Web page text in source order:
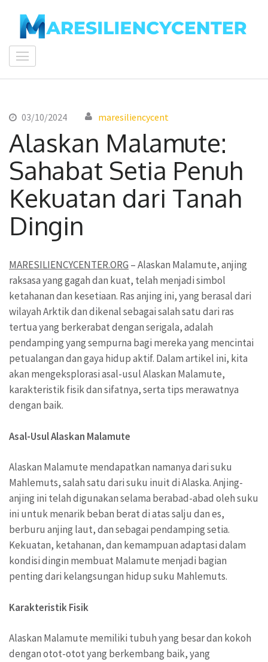
konten
(Tekan
Enter)
maresiliencycenter
03/10/2024 maresiliencycent
Alaskan Malamute:
Sahabat Setia Penuh
Kekuatan dari Tanah
Dingin
MARESILIENCYCENTER.ORG – Alaskan Malamute, anjing
raksasa yang gagah dan kuat, telah menjadi simbol
ketahanan dan kesetiaan. Ras anjing ini, yang berasal dari
wilayah Arktik dan dikenal sebagai salah satu dari ras
tertua yang berkerabat dengan serigala, adalah
pendamping yang sempurna bagi mereka yang mencintai
petualangan dan gaya hidup aktif. Dalam artikel ini, kita
akan mengeksplorasi asal-usul Alaskan Malamute,
karakteristik fisik dan sifatnya, serta tips merawatnya
dengan baik.
Asal-Usul Alaskan Malamute
Alaskan Malamute mendapatkan namanya dari suku
Mahlemuts, salah satu dari suku inuit di Alaska. Anjing-
anjing ini telah digunakan selama berabad-abad oleh suku
ini untuk menarik beban berat di atas salju dan es,
berburu anjing laut, dan sebagai pendamping setia.
Kekuatan, ketahanan, dan kemampuan adaptasi dalam
kondisi dingin membuat Malamute menjadi bagian
penting dari kelangsungan hidup suku Mahlemuts.
Karakteristik Fisik
Alaskan Malamute memiliki tubuh yang besar dan kokoh
dengan otot-otot yang berkembang baik, yang